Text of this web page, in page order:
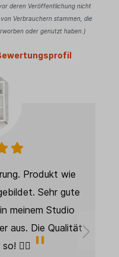
deren Veröffentlichung nicht
Verbrauchern stammen, die
oder genutzt haben.)
Produkt wie
Sehr gute
meinem Studio
aus. Die Qualität
👍🏻